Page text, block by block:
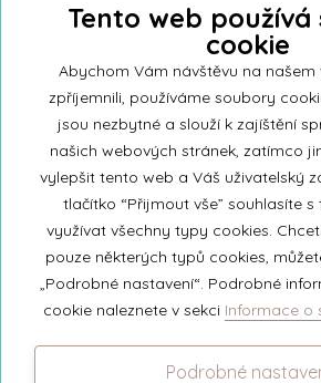
Přihlašte se k našemu newsletteru a buďte
nejnovějších kolekcích svíček a aktualitách
© 2026 Unipar
+420 571 651
Facebook
Tento web
cookie
Abychom Vám návštěvu na
zpříjemnili, používáme soubory
jsou nezbytné a slouží k zajíštění
našich webových stránek, zatímco
vylepšit tento web a Váš uživatelský
tlačítko “Přijmout vše” souhlasíte s
využívat všechny typy cookies.
pouze některých typů cookies,
„Podrobné nastavení“. Podrobné
cookie naleznete v sekci Informace o
Podrobné